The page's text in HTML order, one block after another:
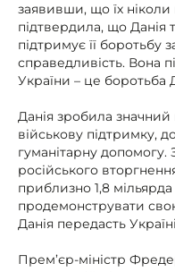
заявивши, що їх
підтвердила, що Данія
підтримує її боротьбу
справедливість. Вона
України – це боротьба
Данія зробила
військову підтримку,
гуманітарну
російського
приблизно 1,8
продемонструвати
Данія передасть Україні
Прем’єр-міністр